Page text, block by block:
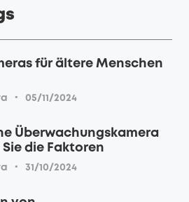
für ältere Menschen
· 05/11/2024
Überwachungskamera
die Faktoren
· 31/10/2024